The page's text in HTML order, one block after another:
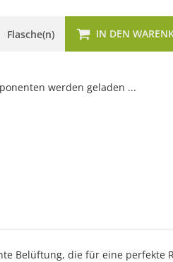
Flasche(n) IN DEN
werden geladen ...
Belüftung, die für eine perfekte